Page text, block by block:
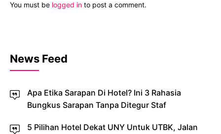
You must be logged in to post a comment.
News Feed
Apa Etika Sarapan Di Hotel? Ini 3 Rahasia
Bungkus Sarapan Tanpa Ditegur Staf
5 Pilihan Hotel Dekat UNY Untuk UTBK, Jalan